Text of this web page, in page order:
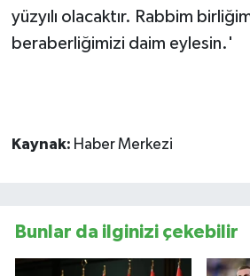
yüzyılı olacaktır. Rabbim
beraberliğimizi daim eylesin.'
Kaynak: Haber Merkezi
Bunlar da ilginizi çekebilir